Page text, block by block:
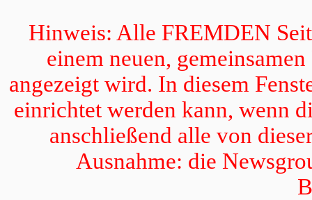
Hinweis: Alle FREMDEN
einem neuen,
angezeigt wird. In diesem
einrichtet werden kann, wenn
anschließend alle von
Ausnahme: die